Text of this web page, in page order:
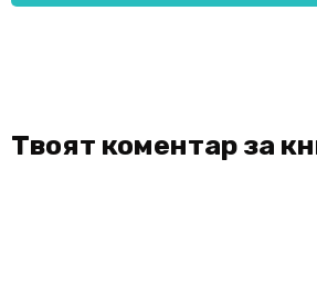
Твоят коментар за